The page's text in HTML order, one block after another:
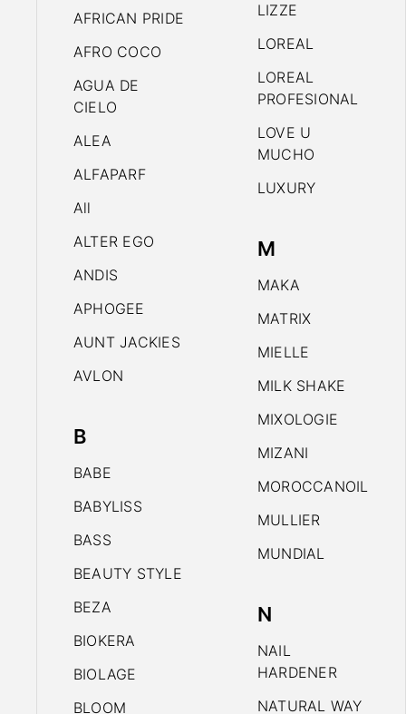
AFRICAN PRIDE
AFRO COCO
AGUA DE
CIELO
ALEA
ALFAPARF
All
ALTER EGO
ANDIS
APHOGEE
AUNT JACKIES
AVLON
B
BABE
BABYLISS
BASS
BEAUTY STYLE
BEZA
BIOKERA
BIOLAGE
BLOOM
LIZZE
LOREAL
LOREAL
PROFESIONAL
LOVE U
MUCHO
LUXURY
M
MAKA
MATRIX
MIELLE
MILK SHAKE
MIXOLOGIE
MIZANI
MOROCCANOIL
MULLIER
MUNDIAL
N
NAIL
HARDENER
NATURAL WAY